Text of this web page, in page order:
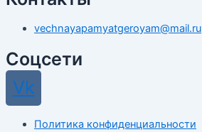
vechnayapamyatgeroyam@mail.ru
Соцсети
Vk
Политика конфиденциальности